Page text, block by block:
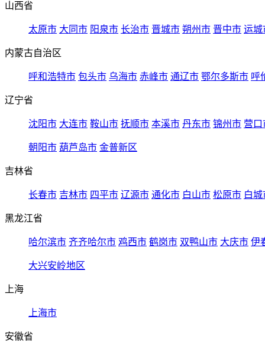
山西省
太原市 大同市 阳泉市 长治市 晋城市 朔州市 晋中市 运城
内蒙古自治区
呼和浩特市 包头市 乌海市 赤峰市 通辽市 鄂尔多斯市 呼
辽宁省
沈阳市 大连市 鞍山市 抚顺市 本溪市 丹东市 锦州市 营口
朝阳市 葫芦岛市 金普新区
吉林省
长春市 吉林市 四平市 辽源市 通化市 白山市 松原市 白城
黑龙江省
哈尔滨市 齐齐哈尔市 鸡西市 鹤岗市 双鸭山市 大庆市 伊
大兴安岭地区
上海
上海市
安徽省